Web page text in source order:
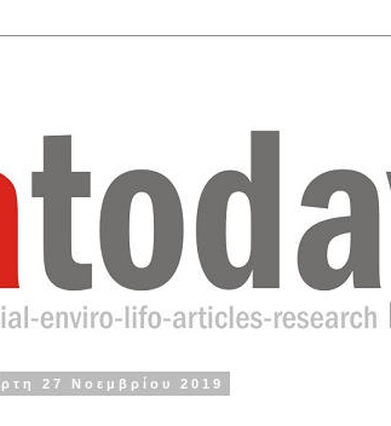
27 Νοεμβρίου 2019